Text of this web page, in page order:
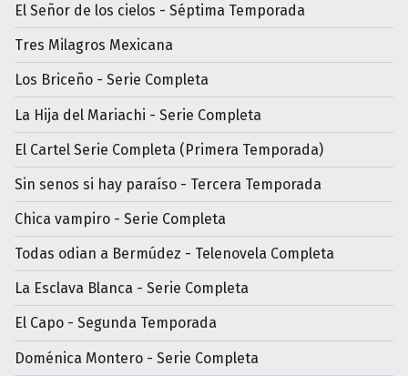
El Señor de los cielos - Séptima Temporada
Tres Milagros Mexicana
Los Briceño - Serie Completa
La Hija del Mariachi - Serie Completa
El Cartel Serie Completa (Primera Temporada)
Sin senos si hay paraíso - Tercera Temporada
Chica vampiro - Serie Completa
Todas odian a Bermúdez - Telenovela Completa
La Esclava Blanca - Serie Completa
El Capo - Segunda Temporada
Doménica Montero - Serie Completa